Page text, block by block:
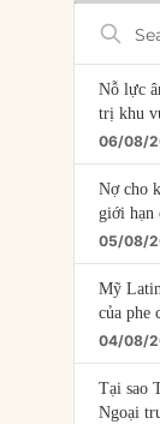
Search
Nỗ lực
trị khu
06/08/
Nợ cho
giới hạn
05/08/
Mỹ
của phe
04/08/
Tại sao
Ngoại